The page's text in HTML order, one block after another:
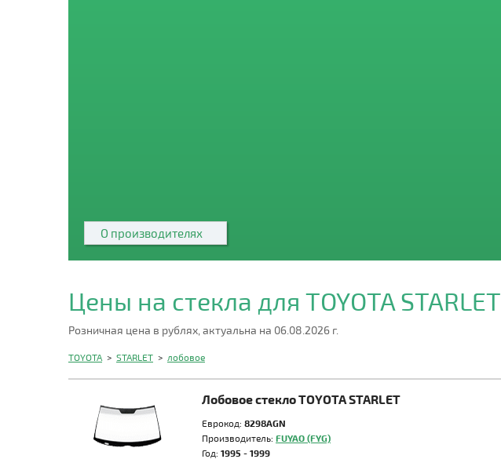
О производителях
Цены на стекла для TOYOTA STARLET
Розничная цена в рублях, актуальна на 06.08.2026 г.
TOYOTA > STARLET > лобовое
Лобовое стекло TOYOTA STARLET
Еврокод: 8298AGN
Производитель: FUYAO (FYG)
Год: 1995 - 1999